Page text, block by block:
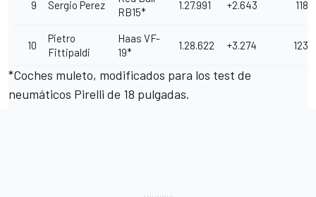
9 Sergio Perez
RB15*
1.27.991 +2.643 118
10
Pietro
Fittipaldi
Haas VF-
19*
1.28.622 +3.274 123
*Coches muleto, modificados para los test de
neumáticos Pirelli de 18 pulgadas.